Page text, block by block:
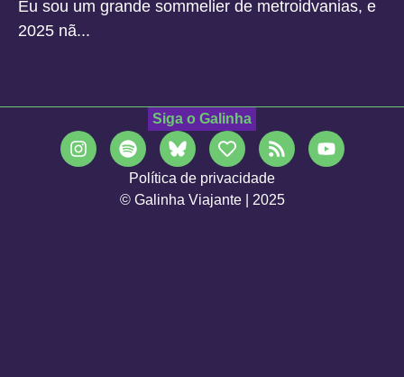
Eu sou um grande sommelier de metroidvanias, e
2025 nã...
Siga o Galinha
Política de privacidade
© Galinha Viajante | 2025